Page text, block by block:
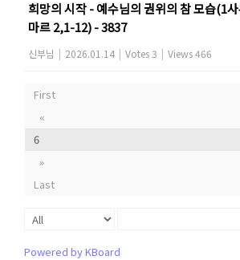
희망의 시작 - 예수님의 권위의 참 모습(1
마르 2,1-12) - 3837
신부님 | 2026.01.14 | Votes 3 | Views 466
First
«
6
»
Last
Powered by KBoard